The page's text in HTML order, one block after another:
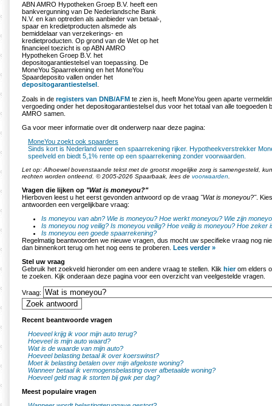
ABN AMRO Hypotheken Groep B.V. heeft een
bankvergunning van De Nederlandsche Bank
N.V. en kan optreden als aanbieder van betaal-,
spaar en kredietproducten alsmede als
bemiddelaar van verzekerings- en
kredietproducten. Op grond van de Wet op het
financieel toezicht is op ABN AMRO
Hypotheken Groep B.V. het
depositogarantiestelsel van toepassing. De
MoneYou Spaarrekening en het MoneYou
Spaardeposito vallen onder het
depositogarantiestelsel
Zoals in de registers van DNB/AFM te zien is, heeft MoneYou geen aparte
vergoeding onder het depositogarantiestelsel dus voor het totaal van alle toegoeden
AMRO samen.
Ga voor meer informatie over dit onderwerp naar deze pagina:
MoneYou zoekt ook spaarders
Sinds kort is Nederland weer een spaarrekening rijker. Hypotheekverstrekker
speelveld en biedt 5,1% rente op een spaarrekening zonder voorwaarden.
Let op: Alhoewel bovenstaande tekst met de grootst mogelijke zorg is samengesteld,
rechten worden ontleend. © 2005-2026 Spaarbaak, lees de voorwaarden
Vragen die lijken op "Wat is moneyou?"
Hierboven leest u het eerst gevonden antwoord op de vraag "Wat is moneyou?".
antwoorden een vergelijkbare vraag:
Is moneyou van abn? Wie is moneyou? Hoe werkt moneyou? Wie zijn
Is moneyou nog veilig? Is moneyou veilig? Hoe veilig is moneyou? Hoe zeker
Is moneyou een goede spaarrekening?
Regelmatig beantwoorden we nieuwe vragen, dus mocht uw specifieke vraag nog
dan binnenkort terug om het nog eens te proberen. Lees verder »
Stel uw vraag
Gebruik het zoekveld hieronder om een andere vraag te stellen. Klik hierom elders
te zoeken. Kijk onderaan deze pagina voor een overzicht van veelgestelde vragen.
Vraag:
Recent beantwoorde vragen
Hoeveel krijg ik voor mijn auto terug?
Hoeveel is mijn auto waard?
Wat is de waarde van mijn auto?
Hoeveel belasting betaal ik over koerswinst?
Moet ik belasting betalen over mijn afgeloste woning?
Wanneer betaal ik vermogensbelasting over afbetaalde woning?
Hoeveel geld mag ik storten bij gwk per dag?
Meest populaire vragen